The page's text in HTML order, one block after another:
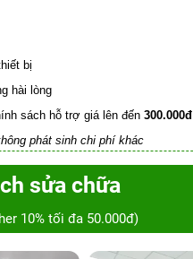
bị
hài lòng
sách hỗ trợ giá lên đến 300.000đ
phát sinh chi phí khác
sửa chữa
10% tối đa 50.000đ)